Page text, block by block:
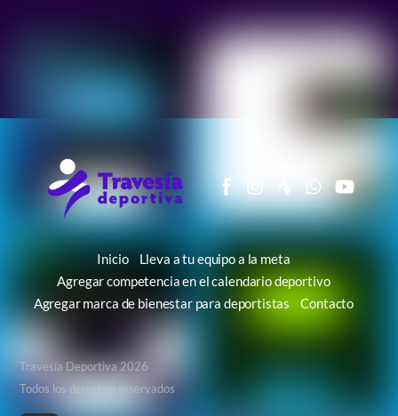
Inicio
Lleva a tu equipo a la meta
Agregar competencia en el calendario deportivo
Agregar marca de bienestar para deportistas
Contacto
Travesía Deportiva 2026
Todos los derechos reservados